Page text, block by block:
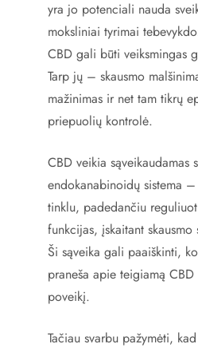
yra jo potenciali nauda
moksliniai tyrimai
CBD gali būti veiksmingas
Tarp jų – skausmo
mažinimas ir net tam tikrų
priepuolių kontrolė.
CBD veikia sąveikaudamas
endokanabinoidų sistema
tinklu, padedančiu
funkcijas, įskaitant
Ši sąveika gali paaiškinti,
praneša apie teigiamą
poveikį.
Tačiau svarbu pažymėti,